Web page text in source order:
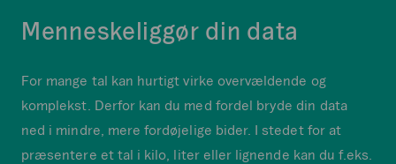
Menneskeliggør din data
For mange tal kan hurtigt virke overvældende og
komplekst. Derfor kan du med fordel bryde din data
ned i mindre, mere fordøjelige bider. I stedet for at
præsentere et tal i kilo, liter eller lignende kan du f.eks.